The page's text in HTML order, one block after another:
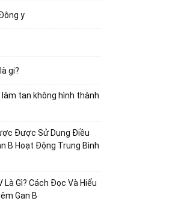
y
gi?
tan không hình thành
Được Sử Dụng Điều
B Hoạt Động Trung Bình
Là Gì? Cách Đọc Và Hiểu
Gan B